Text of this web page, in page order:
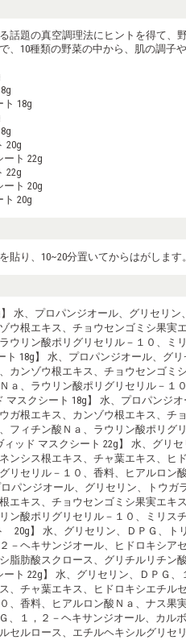
話題の真空調理法にヒントを得て
10種類の野菜の中から、肌の調子
18g
20g
ト 22g
22g
ト 20g
20g
貼り、10~20分置いてからはがしま
】 水、プロパンジオール、グリセ
ウ根エキス、チョウセンゴミシ果
ウリン酸ポリグリセリル－１０、
18g】 水、プロパンジオール、グ
カンゾウ根エキス、チョウセンゴ
ａ、ラウリン酸ポリグリセリル－
スクシート 18g】 水、プロパンジ
ガ根エキス、カンゾウ根エキス、
フィチン酸Ｎａ、ラウリン酸ポリ
ッド マスクシート 22g】 水、グリ
ンシス根エキス、チャ葉エキス、
リセリル－１０、香料、ヒアルロ
パンジオール、グリセリン、トウ
エキス、チョウセンゴミシ果実エ
ン酸ポリグリセリル－１０、ミリ
20g】 水、グリセリン、ＤＰＧ、
－ヘキサンジオール、ヒドロキシ
脂肪酸スクロース、グリチルリチ
ート 22g】 水、グリセリン、ＤＰ
、チャ葉エキス、ヒドロキシエチ
、香料、ヒアルロン酸Ｎａ、ナス
、１，２－ヘキサンジオール、カ
セルロース、エチルヘキシルグリ